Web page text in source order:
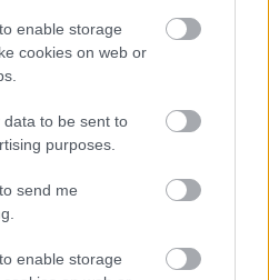
enable storage
cookies on web or
to be sent to
purposes.
send me
enable storage